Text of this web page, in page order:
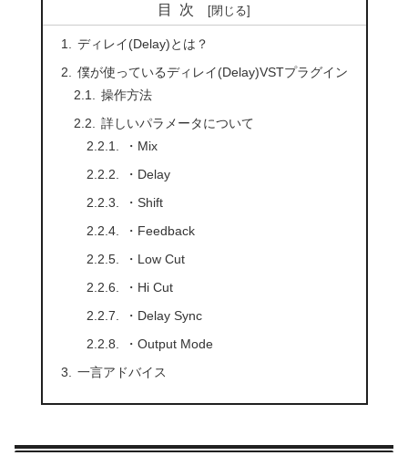
目次
ディレイ(Delay)とは？
僕が使っているディレイ(Delay)VSTプラグイン
操作方法
詳しいパラメータについて
・Mix
・Delay
・Shift
・Feedback
・Low Cut
・Hi Cut
・Delay Sync
・Output Mode
一言アドバイス